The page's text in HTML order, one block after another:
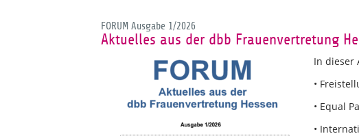
FORUM Ausgabe 1/2026
Aktuelles aus der dbb Frauenvertretung
In dieser
•
• Equal
•